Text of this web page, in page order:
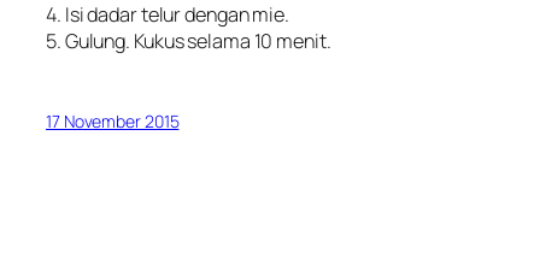
4. Isi dadar telur dengan mie.
5. Gulung. Kukus selama 10 menit.
17 November 2015